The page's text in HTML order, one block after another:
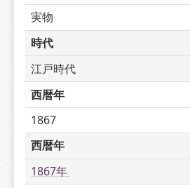
実物
時代
江戸時代
西暦年
1867
西暦年
1867年